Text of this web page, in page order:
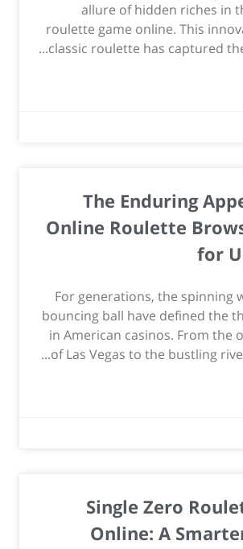
allure of hidden riches in
roulette game online. This
classic roulette has captured
The Enduring
Online Roulette
for
For generations, the spinning
bouncing ball have defined the
in American casinos. From the
of Las Vegas to the bustling
Single Zero
Online: A